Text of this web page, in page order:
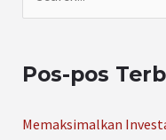
iPos-pos
Memaksimalkan